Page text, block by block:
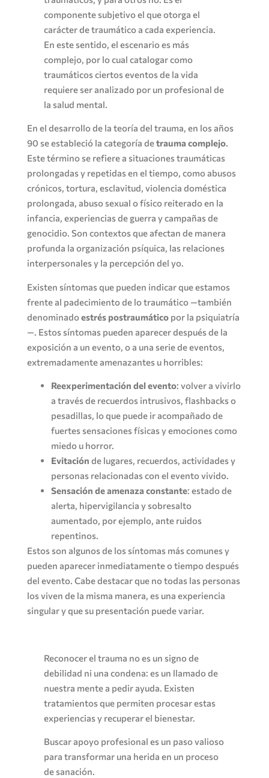
componente subjetivo el que otorga el
carácter de traumático a cada experiencia.
En este sentido, el escenario es más
complejo, por lo cual catalogar como
traumáticos ciertos eventos de la vida
requiere ser analizado por un profesional de
la salud mental.
En el desarrollo de la teoría del trauma, en los años
90 se estableció la categoría detrauma complejo.
Este término se refiere a situaciones traumáticas
prolongadas y repetidas en el tiempo, como abusos
crónicos, tortura, esclavitud, violencia doméstica
prolongada, abuso sexual o físico reiterado en la
infancia, experiencias de guerra y campañas de
genocidio. Son contextos que afectan de manera
profunda la organización psíquica, las relaciones
interpersonales y la percepción del yo.
Existen síntomas que pueden indicar que estamos
frente al padecimiento de lo traumático —también
denominadoestrés postraumáticopor la psiquiatría
—. Estos síntomas pueden aparecer después de la
exposición a un evento, o a una serie de eventos,
extremadamente amenazantes u horribles:
Reexperimentación del evento: volver a vivirlo
a través de recuerdos intrusivos, flashbacks o
pesadillas, lo que puede ir acompañado de
fuertes sensaciones físicas y emociones como
miedo u horror.
Evitación de lugares, recuerdos, actividades y
personas relacionadas con el evento vivido.
Sensación de amenaza constante: estado de
alerta, hipervigilancia y sobresalto
aumentado, por ejemplo, ante ruidos
repentinos.
Estos son algunos de los síntomas más comunes y
pueden aparecer inmediatamente o tiempo después
del evento. Cabe destacar que no todas las personas
los viven de la misma manera, es una experiencia
singular y que su presentación puede variar.
Reconocer el trauma no es un signo de
debilidad ni una condena: es un llamado de
nuestra mente a pedir ayuda. Existen
tratamientos que permiten procesar estas
experiencias y recuperar el bienestar.
Buscar apoyo profesional es un paso valioso
para transformar una herida en un proceso
de sanación.